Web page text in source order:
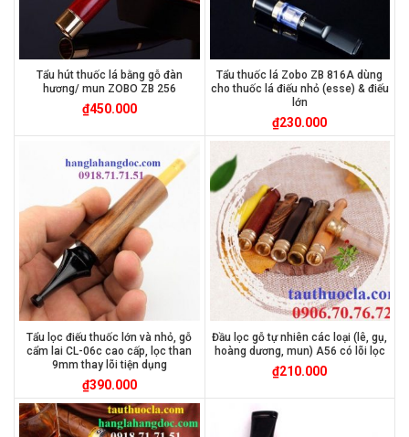
Tẩu hút thuốc lá bằng gỗ đàn
hương/ mun ZOBO ZB 256
₫450.000
Tẩu thuốc lá Zobo ZB 816A dùng
cho thuốc lá điếu nhỏ (esse) & điếu
lớn
₫230.000
Tẩu lọc điếu thuốc lớn và nhỏ, gỗ
cẩm lai CL-06c cao cấp, lọc than
9mm thay lõi tiện dụng
₫390.000
Đầu lọc gỗ tự nhiên các loại (lê, gụ,
hoàng dương, mun) A56 có lõi lọc
₫210.000